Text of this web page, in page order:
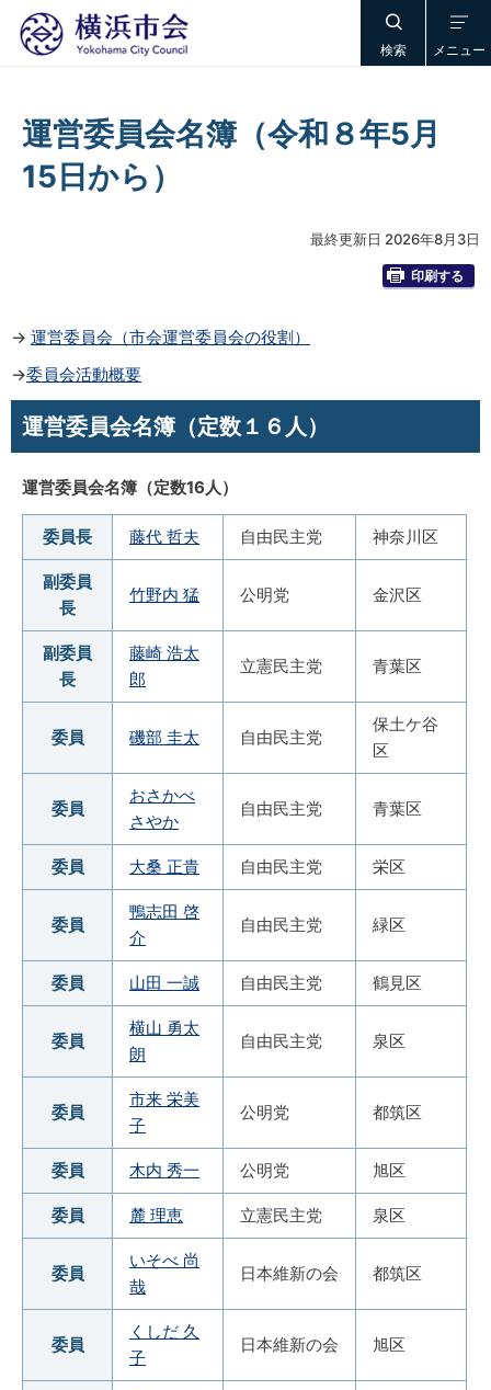
検索 メニュー
運営委員会名簿（令和８年5月
15日から）
最終更新日 2026年8月3日
印刷する
→ 運営委員会（市会運営委員会の役割）
→委員会活動概要
運営委員会名簿（定数１６人）
運営委員会名簿（定数16人）
委員長 藤代 哲夫 自由民主党 神奈川区
副委員
長
竹野内 猛 公明党 金沢区
副委員
長
藤崎 浩太
郎
立憲民主党 青葉区
委員 磯部 圭太 自由民主党
保土ケ谷
区
委員
おさかべ
さやか
自由民主党 青葉区
委員 大桑 正貴 自由民主党 栄区
委員
鴨志田 啓
介
自由民主党 緑区
委員 山田 一誠 自由民主党 鶴見区
委員
横山 勇太
朗
自由民主党 泉区
委員
市来 栄美
子
公明党 都筑区
委員 木内 秀一 公明党 旭区
委員 麓 理恵 立憲民主党 泉区
委員
いそべ 尚
哉
日本維新の会 都筑区
委員
くしだ 久
子
日本維新の会 旭区